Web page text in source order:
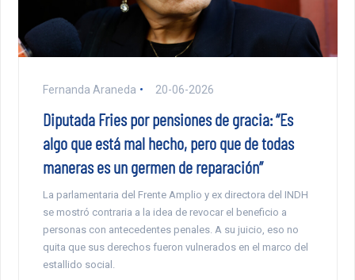
Fernanda Araneda 20-06-2026
Diputada Fries por pensiones de gracia: “Es
algo que está mal hecho, pero que de todas
maneras es un germen de reparación”
La parlamentaria del Frente Amplio y ex directora del INDH
se mostró contraria a la idea de revocar el beneficio a
personas con antecedentes penales. A su juicio, eso no
quita que sus derechos fueron vulnerados en el marco del
estallido social.